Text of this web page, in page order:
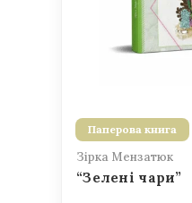
Паперова книга
Зірка Мензатюк
“Зелені чари”